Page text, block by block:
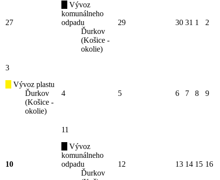
27
Vývoz
komunálneho
odpadu
Ďurkov
(Košice -
okolie)
29 30 31 1 2
3
Vývoz plastu
Ďurkov
(Košice -
okolie)
4 5 6 7 8 9
10
11
Vývoz
komunálneho
odpadu
Ďurkov
12 13 14 15 16